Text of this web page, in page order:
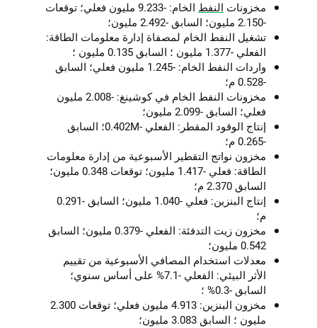
مخزونات النفط
الخام: -9.233 مليون فعلي؛ توقعات
-2.150 مليون؛ السابق -2.492 مليون؛
تشغيل النفط الخام لمصفاة إدارة معلومات الطاقة:
الفعلي -1.377 مليون ؛ السابق 0.135 مليون ؛
واردات النفط الخام: -1.245 مليون فعلي؛ السابق
-0.528 م؛
مخزونات النفط الخام في كوشينغ: -2.008 مليون
فعلي؛ السابق -2.099 مليون؛
إنتاج الوقود المقطر: الفعلي -0.402M؛ السابق
-0.265 م؛
مخزون نواتج التقطير الأسبوعية من إدارة معلومات
الطاقة: فعلي -1.417 مليون؛ توقعات 0.348 مليون؛
السابق 2.370 م؛
إنتاج البنزين: فعلي -1.040 مليون؛ السابق -0.291
م؛
مخزون زيت التدفئة: الفعلي -0.379 مليون؛ السابق
0.542 مليون؛
معدلات استخدام المصافي الأسبوعية من تقييم
الأثر البيئي: الفعلي -7.1% على أساس سنوي؛
السابق -0.3% ؛
مخزون البنزين: 4.913 مليون فعلي؛ توقعات 2.300
مليون ؛ السابق 3.083 مليون؛